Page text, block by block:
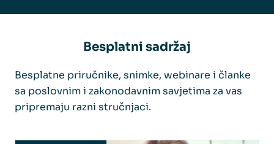
Besplatni sadržaj
Besplatne priručnike, snimke, webinare i članke
sa poslovnim i zakonodavnim savjetima za vas
pripremaju razni stručnjaci.